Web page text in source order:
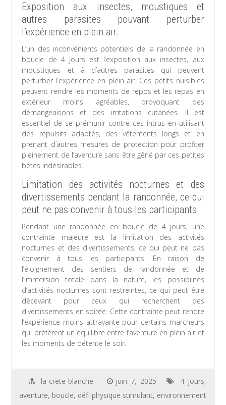
Exposition aux insectes, moustiques et
autres parasites pouvant perturber
l’expérience en plein air.
L’un des inconvénients potentiels de la randonnée en
boucle de 4 jours est l’exposition aux insectes, aux
moustiques et à d’autres parasites qui peuvent
perturber l’expérience en plein air. Ces petits nuisibles
peuvent rendre les moments de repos et les repas en
extérieur moins agréables, provoquant des
démangeaisons et des irritations cutanées. Il est
essentiel de se prémunir contre ces intrus en utilisant
des répulsifs adaptés, des vêtements longs et en
prenant d’autres mesures de protection pour profiter
pleinement de l’aventure sans être gêné par ces petites
bêtes indésirables.
Limitation des activités nocturnes et des
divertissements pendant la randonnée, ce qui
peut ne pas convenir à tous les participants.
Pendant une randonnée en boucle de 4 jours, une
contrainte majeure est la limitation des activités
nocturnes et des divertissements, ce qui peut ne pas
convenir à tous les participants. En raison de
l’éloignement des sentiers de randonnée et de
l’immersion totale dans la nature, les possibilités
d’activités nocturnes sont restreintes, ce qui peut être
décevant pour ceux qui recherchent des
divertissements en soirée. Cette contrainte peut rendre
l’expérience moins attrayante pour certains marcheurs
qui préfèrent un équilibre entre l’aventure en plein air et
les moments de détente le soir.
la-crete-blanche juin 7, 2025 4 jours,
aventure, boucle, défi physique stimulant, environnement